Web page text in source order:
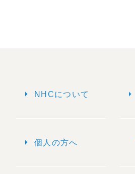
arrow_right NHCについて
arrow_right 個人の方へ
arrow_right